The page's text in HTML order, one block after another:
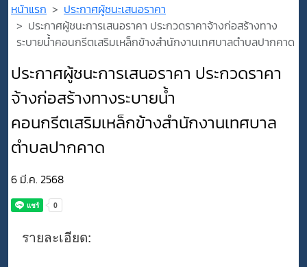
หน้าแรก
ประกาศผู้ชนะเสนอราคา
ประกาศผู้ชนะการเสนอราคา ประกวดราคาจ้างก่อสร้างทาง
ระบายน้ำคอนกรีตเสริมเหล็กข้างสำนักงานเทศบาลตำบลปากคาด
ประกาศผู้ชนะการเสนอราคา ประกวดราคา
จ้างก่อสร้างทางระบายน้ำ
คอนกรีตเสริมเหล็กข้างสำนักงานเทศบาล
ตำบลปากคาด
6 มี.ค. 2568
รายละเอียด: